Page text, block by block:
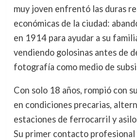
muy joven enfrentó las duras
económicas de la ciudad:
en 1914 para ayudar a su
vendiendo golosinas antes de
fotografía como medio de
Con solo 18 años, rompió con
en condiciones precarias,
estaciones de ferrocarril y
Su primer contacto